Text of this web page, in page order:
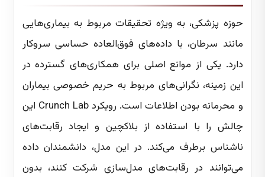
حوزه پزشکی، به ویژه تحقیقات مربوط به بیماری‌هایی
مانند سرطان، با داده‌های فوق‌العاده حساسی سروکار
دارد. یکی از موانع اصلی برای همکاری‌های گسترده در
این زمینه، نگرانی‌های مربوط به حریم خصوصی بیماران
و محرمانه بودن اطلاعات است. رویکرد Crunch Lab این
چالش را با استفاده از بلاکچین و ایجاد رقابت‌های
ناشناس برطرف می‌کند. در این مدل، دانشمندان داده
می‌توانند در رقابت‌های مدل‌سازی شرکت کنند، بدون